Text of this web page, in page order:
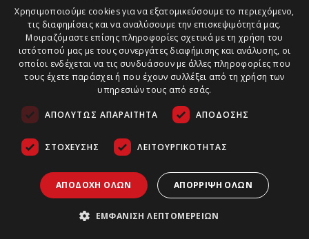
Χρησιμοποιούμε cookies για να εξατομικεύσουμε το περιεχόμενο,
τις διαφημίσεις και να αναλύσουμε την επισκεψιμότητά μας.
Μοιραζόμαστε επίσης πληροφορίες σχετικά με τη χρήση του
ιστότοπού μας με τους συνεργάτες διαφήμισης και ανάλυσης, οι
οποίοι ενδέχεται να τις συνδυάσουν με άλλες πληροφορίες που
τους έχετε παράσχει ή που έχουν συλλέξει από τη χρήση των
υπηρεσιών τους από εσάς.
ΑΠΟΛΎΤΩΣ ΑΠΑΡΑΊΤΗΤΑ ΑΠΌΔΟΣΗΣ
ΣΤΌΧΕΥΣΗΣ ΛΕΙΤΟΥΡΓΙΚΌΤΗΤΑΣ
ΑΠΟΔΟΧΉ ΌΛΩΝ ΑΠΌΡΡΙΨΗ ΌΛΩΝ
ΕΜΦΆΝΙΣΗ ΛΕΠΤΟΜΕΡΕΙΏΝ